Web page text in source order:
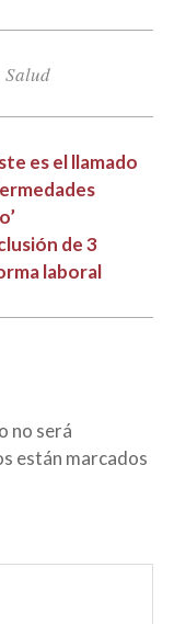
Salud
es el llamado
de 3
laboral
no será
están marcados